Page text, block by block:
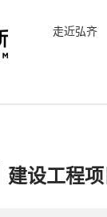
走近弘齐
设工程